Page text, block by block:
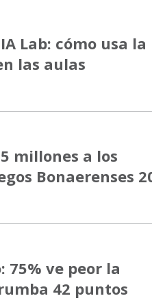
Lab: cómo usa la
las aulas
millones a los
Bonaerenses
75% ve peor la
42 puntos